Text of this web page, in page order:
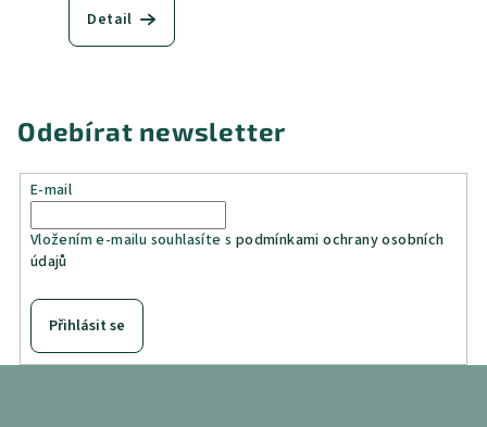
Detail
Odebírat newsletter
E-mail
Vložením e-mailu souhlasíte s podmínkami ochrany osobních
údajů
Přihlásit se